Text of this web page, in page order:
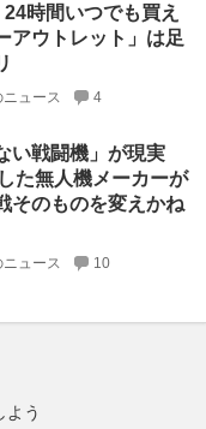
時間いつでも買え
アウトレット」は足
ュース 4
い戦闘機」が現実
た無人機メーカーが
そのものを変えかね
ュース 10
よう